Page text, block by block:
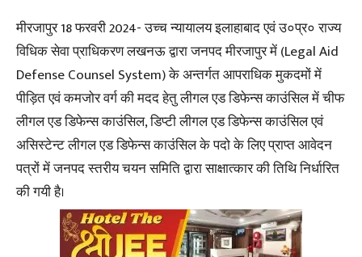
मीरजापुर 18 फरवरी 2024- उच्च न्यायालय इलाहाबाद एवं उ०प्र० राज्य
विधिक सेवा प्राधिकरण लखनऊ द्वारा जनपद मीरजापुर में (Legal Aid
Defense Counsel System) के अन्तर्गत आपराधिक मुकदमों में
पीड़ित एवं कमजोर वर्ग की मदद हेतु लीगल एड डिफेन्स काउंसिल में चीफ
लीगल एड डिफेन्स काउंसिल, डिप्टी लीगल एड डिफेन्स काउंसिल एवं
असिस्टेन्ट लीगल एड डिफेन्स काउंसिल के पदो के लिए प्राप्त आवेदन
पत्रों में जनपद स्तरीय चयन समिति द्वारा साक्षात्कार की तिथि निर्धारित
की गयी है।